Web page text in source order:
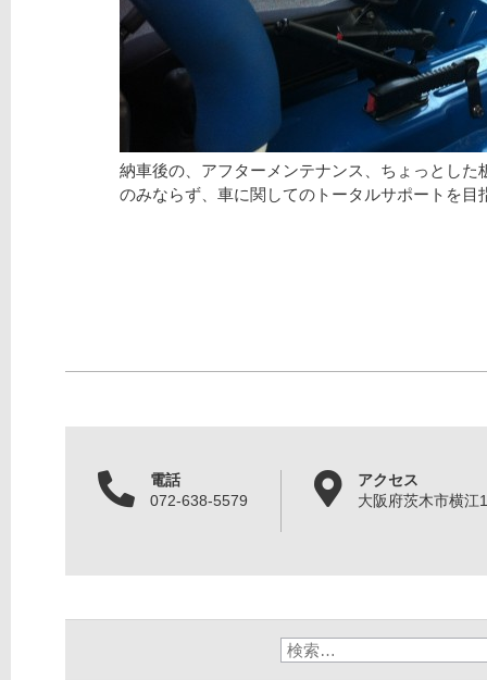
納車後の、アフターメンテナンス、ちょっとした
のみならず、車に関してのトータルサポートを目
電話
072-638-5579
アクセス
大阪府茨木市横江